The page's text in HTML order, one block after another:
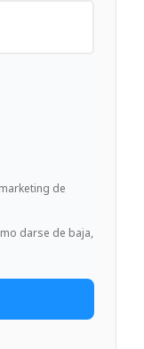
de
darse de baja,